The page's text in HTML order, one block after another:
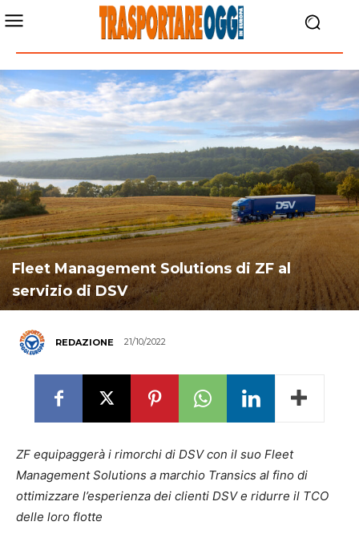
Fleet Management Solutions di ZF al
servizio di DSV
REDAZIONE 21/10/2022
ZF equipaggerà i rimorchi di DSV con il suo Fleet
Management Solutions a marchio Transics al fino di
ottimizzare l’esperienza dei clienti DSV e ridurre il TCO
delle loro flotte